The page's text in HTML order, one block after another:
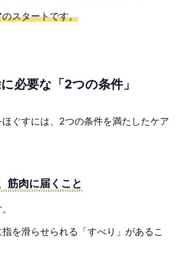
スタートです。
必要な「2つの条件」
ぐすには、2つの条件を満たしたケア
肉に届くこと
を滑らせられる「すべり」があるこ